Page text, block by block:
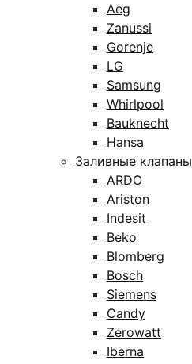
Aeg
Zanussi
Gorenje
LG
Samsung
Whirlpool
Bauknecht
Hansa
Заливные клапаны
ARDO
Ariston
Indesit
Beko
Blomberg
Bosch
Siemens
Candy
Zerowatt
Iberna